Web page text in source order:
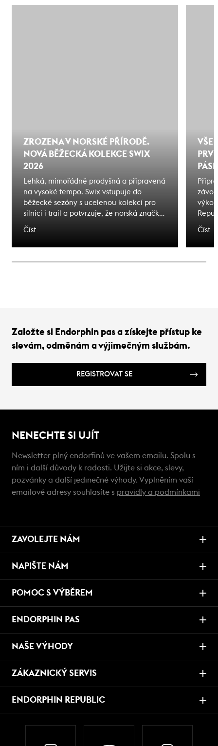
ZROZENA V NORSKÉ PŘÍRODĚ.
NOVÁ BĚŽECKÁ KOLEKCE SWIX
2026
Lehká, mimořádně prodyšná a připravená
na vysoké tempo. Swix vstupuje do
běžecké sezóny s ucelenou kolekcí pro
silnici i trail a potvrzuje, že norská značka
už dávno nepatří jen do zimy. Novou
kolekci Swix 2026 najdete skladem v
Endorphin Republic - největší specialista
Číst
VŠE
Číst
Založte si Endorphin pas a získejte přístup ke
slevám, odměnám a výjimečným službám.
REGISTROVAT SE
NENECHTE SI UJÍT
Newsletter plný endorfinů ve vašem emailu. Spolu s
ním i další důvody k radosti. Užijte si akce, slevy,
pozvánky a další jedinečné výhody. Vyplněním vaší
emailové adresy souhlasíte s pravidly a podmínkami
ZAVOLEJTE NÁM
NAPIŠTE NÁM
POMOC S VÝBĚREM
ENDORPHIN PAS
NAŠE VÝHODY
ZÁKAZNICKÝ SERVIS
ENDORPHIN REPUBLIC